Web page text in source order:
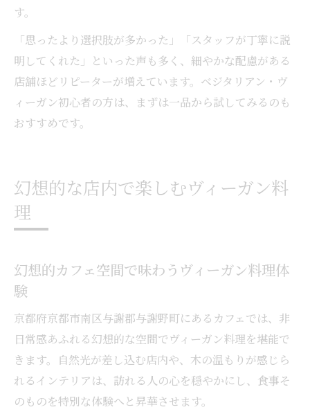
す。
「思ったより選択肢が多かった」「スタッフが丁寧に説
明してくれた」といった声も多く、細やかな配慮がある
店舗ほどリピーターが増えています。ベジタリアン・ヴ
ィーガン初心者の方は、まずは一品から試してみるのも
おすすめです。
幻想的な店内で楽しむヴィーガン料
理
幻想的カフェ空間で味わうヴィーガン料理体
験
京都府京都市南区与謝郡与謝野町にあるカフェでは、非
日常感あふれる幻想的な空間でヴィーガン料理を堪能で
きます。自然光が差し込む店内や、木の温もりが感じら
れるインテリアは、訪れる人の心を穏やかにし、食事そ
のものを特別な体験へと昇華させます。